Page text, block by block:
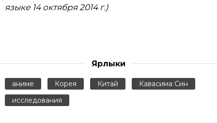
языке 14 октября 2014 г.)
Ярлыки
аниме Корея Китай
Кавасима Син
исследования